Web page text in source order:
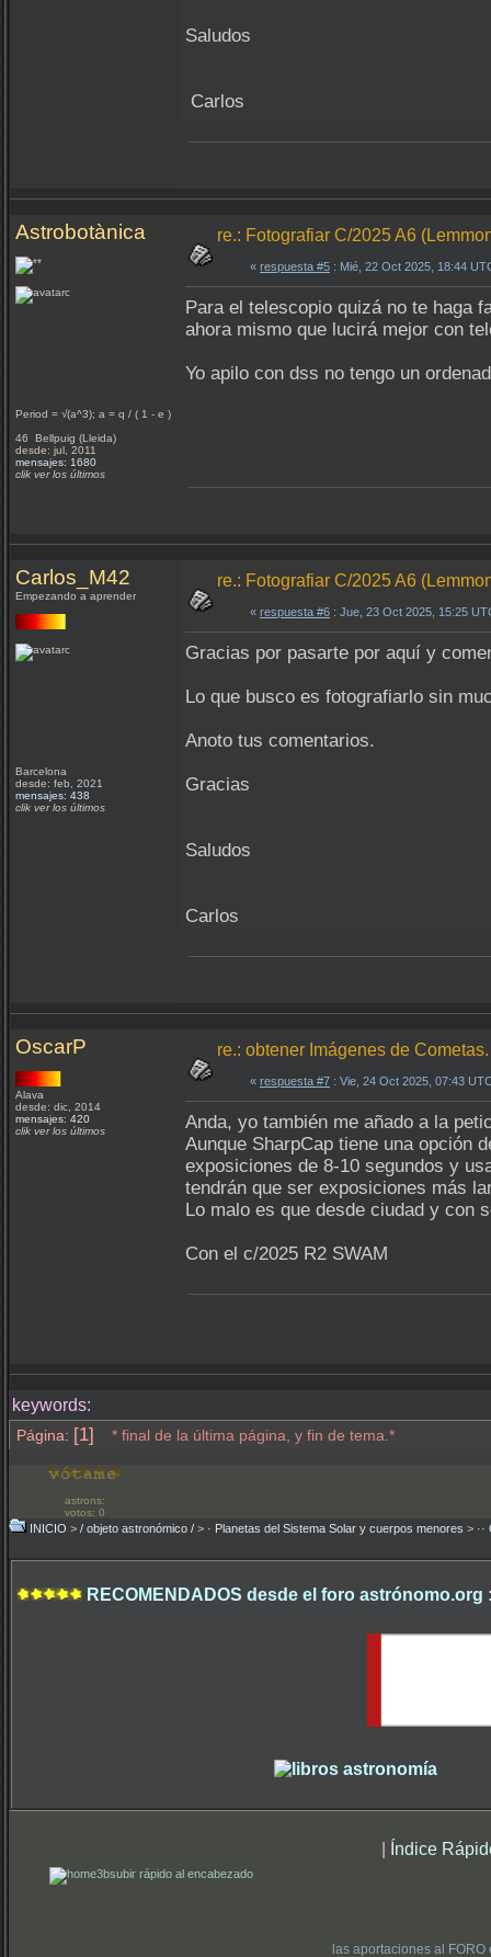
Saludos
Carlos
Astrobotànica
Period = √(a^3); a = q / ( 1 - e )
46 Bellpuig (Lleida)
desde: jul, 2011
mensajes: 1680
clik ver los últimos
re.: Fotografiar C/2025 A6
« respuesta #5 : Mié, 22 Oct 2025, 18:44
Para el telescopio quizá no te haga
ahora mismo que lucirá mejor con
Yo apilo con dss no tengo un
Carlos_M42
Empezando a aprender
Barcelona
desde: feb, 2021
mensajes: 438
clik ver los últimos
re.: Fotografiar C/2025 A6
« respuesta #6 : Jue, 23 Oct 2025, 15:25
Gracias por pasarte por aquí y
Lo que busco es fotografiarlo sin
Anoto tus comentarios.
Gracias
Saludos
Carlos
OscarP
Alava
desde: dic, 2014
mensajes: 420
clik ver los últimos
re.: obtener Imágenes de
« respuesta #7 : Vie, 24 Oct 2025, 07:43
Anda, yo también me añado a la
Aunque SharpCap tiene una opción
exposiciones de 8-10 segundos y
tendrán que ser exposiciones más
Lo malo es que desde ciudad y con
Con el c/2025 R2 SWAM
keywords:
Página: [1] * final de la última página, y fin de tema.*
astrons:
votos: 0
INICIO > / objeto astronómico / > · Planetas del Sistema Solar y cuerpos menores >
RECOMENDADOS desde el foro astrónomo.org
| Índice
subir rápido al encabezado
las aportaciones al